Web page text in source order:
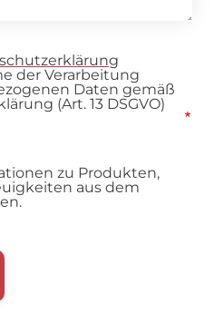
der Verarbeitung
Daten gemäß
(Art. 13 DSGVO)
zu Produkten,
aus dem